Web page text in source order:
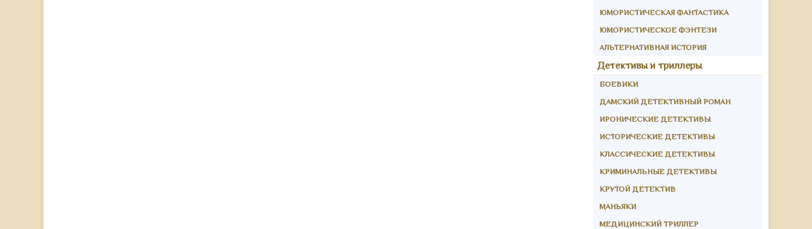
ЮМОРИСТИЧЕСКАЯ ФАНТАСТИКА
ЮМОРИСТИЧЕСКОЕ ФЭНТЕЗИ
АЛЬТЕРНАТИВНАЯ ИСТОРИЯ
Детективы и триллеры
БОЕВИКИ
ДАМСКИЙ ДЕТЕКТИВНЫЙ РОМАН
ИРОНИЧЕСКИЕ ДЕТЕКТИВЫ
ИСТОРИЧЕСКИЕ ДЕТЕКТИВЫ
КЛАССИЧЕСКИЕ ДЕТЕКТИВЫ
КРИМИНАЛЬНЫЕ ДЕТЕКТИВЫ
КРУТОЙ ДЕТЕКТИВ
МАНЬЯКИ
МЕДИЦИНСКИЙ ТРИЛЛЕР